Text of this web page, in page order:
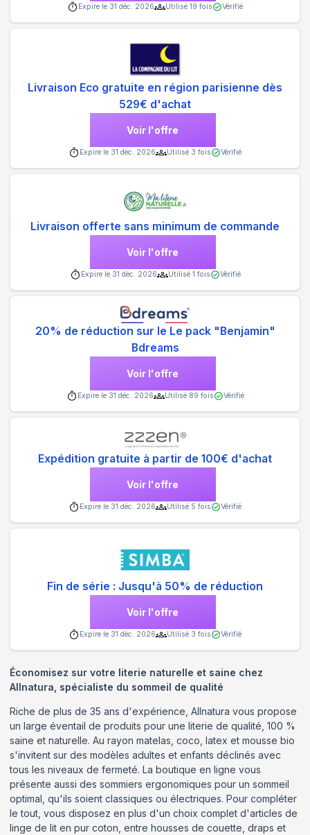
Expire le 31 déc. 2026 Utilisé 19 fois Vérifié
Livraison Eco gratuite en région parisienne dès
529€ d'achat
Voir l'offre
Expire le 31 déc. 2026 Utilisé 3 fois Vérifié
Livraison offerte sans minimum de commande
Voir l'offre
Expire le 31 déc. 2026 Utilisé 1 fois Vérifié
20% de réduction sur le Le pack "Benjamin"
Bdreams
Voir l'offre
Expire le 31 déc. 2026 Utilisé 89 fois Vérifié
Expédition gratuite à partir de 100€ d'achat
Voir l'offre
Expire le 31 déc. 2026 Utilisé 5 fois Vérifié
Fin de série : Jusqu'à 50% de réduction
Voir l'offre
Expire le 31 déc. 2026 Utilisé 3 fois Vérifié
Économisez sur votre literie naturelle et saine chez
Allnatura, spécialiste du sommeil de qualité
Riche de plus de 35 ans d'expérience, Allnatura vous propose
un large éventail de produits pour une literie de qualité, 100 %
saine et naturelle. Au rayon matelas, coco, latex et mousse bio
s'invitent sur des modèles adultes et enfants déclinés avec
tous les niveaux de fermeté. La boutique en ligne vous
présente aussi des sommiers ergonomiques pour un sommeil
optimal, qu'ils soient classiques ou électriques. Pour compléter
le tout, vous disposez en plus d'un choix complet d'articles de
linge de lit en pur coton, entre housses de couette, draps et